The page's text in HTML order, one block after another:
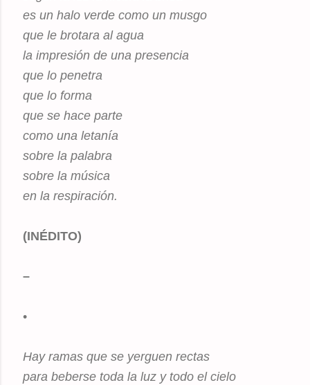
es un halo verde como un musgo
que le brotara al agua
la impresión de una presencia
que lo penetra
que lo forma
que se hace parte
como una letanía
sobre la palabra
sobre la música
en la respiración.
(INÉDITO)
–
•
Hay ramas que se yerguen rectas
para beberse toda la luz y todo el cielo